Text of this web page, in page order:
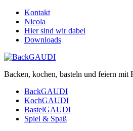
Kontakt
Nicola
Hier sind wir dabei
Downloads
Backen, kochen, basteln und feiern mit
BackGAUDI
KochGAUDI
BastelGAUDI
Spiel & Spaß